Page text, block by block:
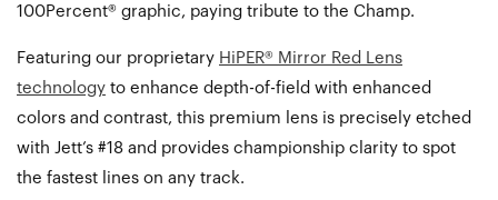
100Percent® graphic, paying tribute to the Champ.
Featuring our proprietary HiPER® Mirror Red Lens
technology to enhance depth-of-field with enhanced
colors and contrast, this premium lens is precisely etched
with Jett’s #18 and provides championship clarity to spot
the fastest lines on any track.